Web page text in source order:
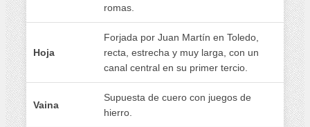
romas.
Hoja
Forjada por Juan Martín en Toledo,
recta, estrecha y muy larga, con un
canal central en su primer tercio.
Vaina
Supuesta de cuero con juegos de
hierro.